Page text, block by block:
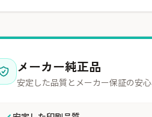
メーカー純正品
安定した品質とメーカー保証の安心